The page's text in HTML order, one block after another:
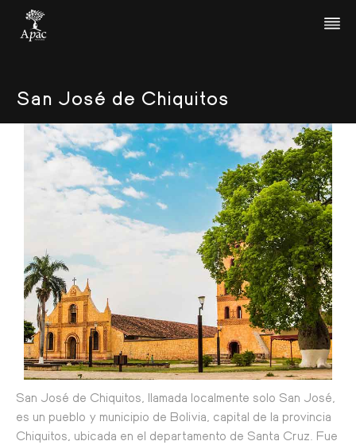
San José de Chiquitos
San José de Chiquitos, llamada localmente solo San José,
es un pueblo y municipio de Bolivia, capital de la provincia
Chiquitos, ubicada en el departamento de Santa Cruz. Fue